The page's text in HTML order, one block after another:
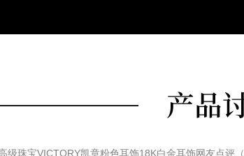
级珠宝VICTORY凯章粉色耳饰18K白金耳饰网友点评（